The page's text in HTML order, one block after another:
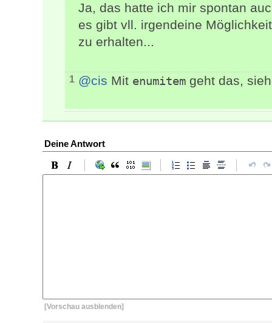
Ja, das hatte ich mir spontan
es gibt vll. irgendeine
zu erhalten...
1 @cis Mit enumitem geht das,
Deine Antwort
[Vorschau ausblenden]